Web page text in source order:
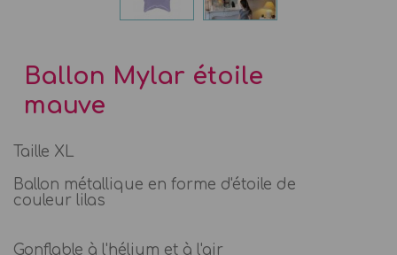
Ballon Mylar étoile
mauve
Taille XL
Ballon métallique en forme d'étoile de
couleur lilas
Gonflable à l'hélium et à l'air